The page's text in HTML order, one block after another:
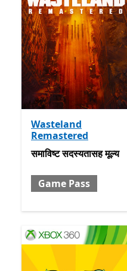
Wasteland
Remastered
समाविष्ट सदस्यतासह मूल्य
समाविष्टसदस्यतासह मूल्य
Game Pass